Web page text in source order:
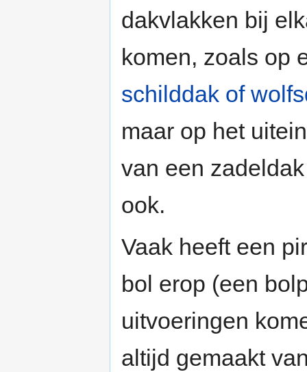
dakvlakken bij
komen, zoals op
schilddak of
maar op het
van een
ook.
Vaak heeft een
bol erop (een
uitvoeringen
altijd gemaakt